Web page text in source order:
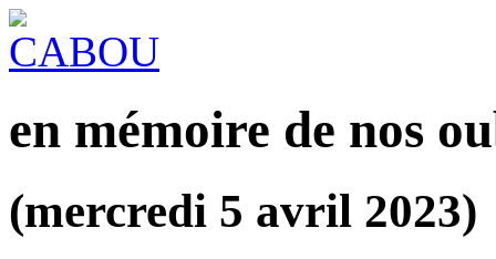
en mémoire de nos
(mercredi 5 avril 2023)